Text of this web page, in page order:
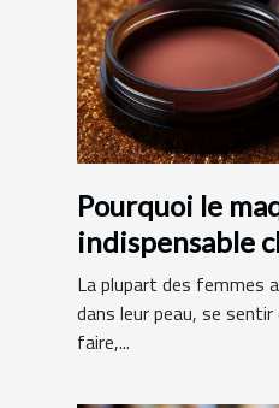
Pourquoi le
indispensable
femmes ?
La plupart des femmes
dans leur peau, se
faire,...